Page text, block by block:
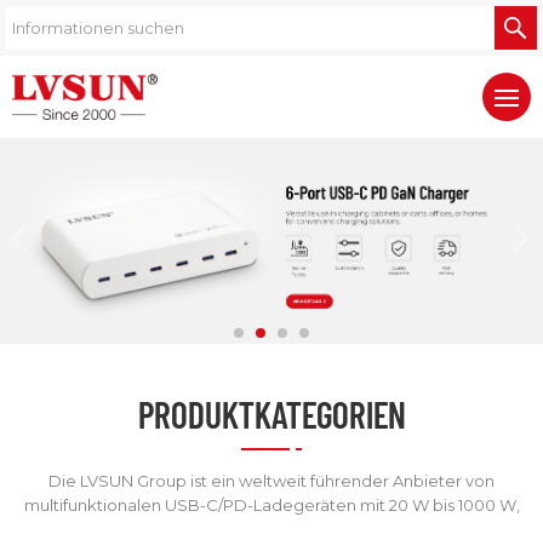
PRODUKTKATEGORIEN
Die LVSUN Group ist ein weltweit führender Anbieter von
multifunktionalen USB-C/PD-Ladegeräten mit 20 W bis 1000 W,